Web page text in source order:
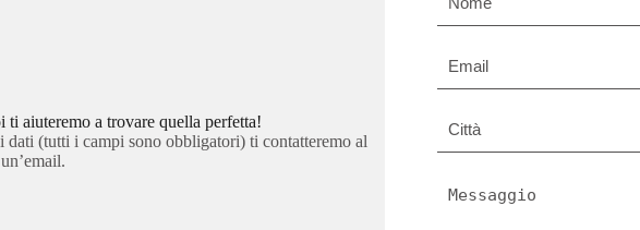
aiuteremo a trovare quella perfetta!
(tutti i campi sono obbligatori) ti contatteremo al
Cognome